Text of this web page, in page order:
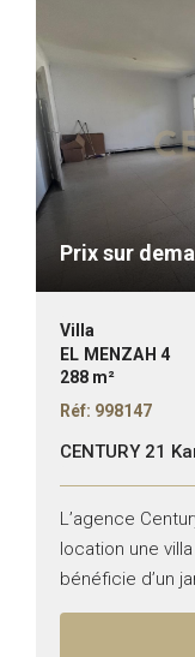
Prix sur
Villa
EL MENZAH 4
288 m²
Réf: 998147
CENTURY 21
L’agence
location une
bénéficie d’un
un espace